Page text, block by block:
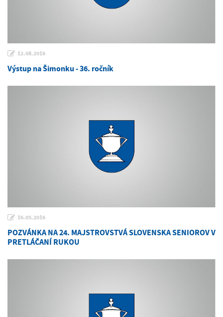
12.08.2016
Výstup na Šimonku - 36. ročník
16.05.2016
POZVÁNKA NA 24. MAJSTROVSTVÁ SLOVENSKA SENIOROV V
PRETLÁČANÍ RUKOU